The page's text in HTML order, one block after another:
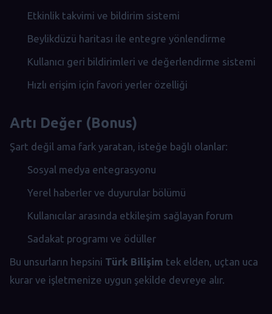
Etkinlik takvimi ve bildirim sistemi
Beylikdüzü haritası ile entegre yönlendirme
Kullanıcı geri bildirimleri ve değerlendirme sistemi
Hızlı erişim için favori yerler özelliği
Artı Değer (Bonus)
Şart değil ama fark yaratan, isteğe bağlı olanlar:
Sosyal medya entegrasyonu
Yerel haberler ve duyurular bölümü
Kullanıcılar arasında etkileşim sağlayan forum
Sadakat programı ve ödüller
Bu unsurların hepsini Türk Bilişim tek elden, uçtan uca
kurar ve işletmenize uygun şekilde devreye alır.